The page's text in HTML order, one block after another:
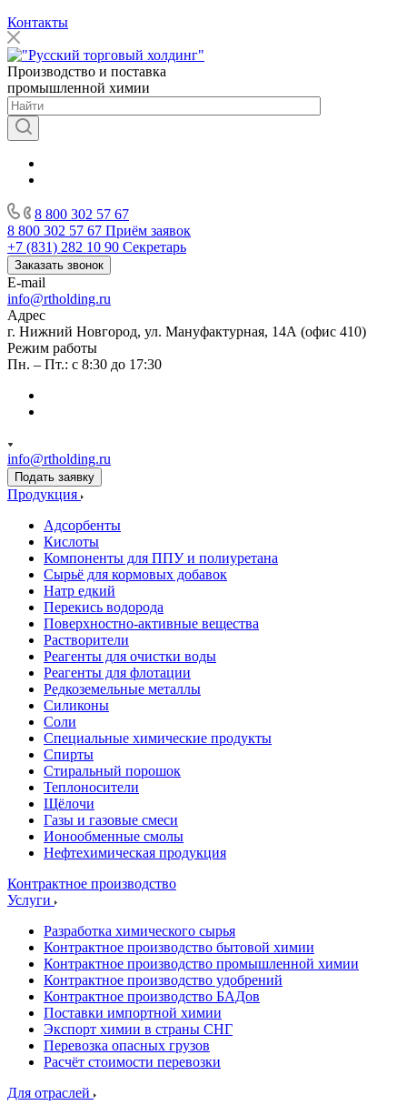
Контакты
Производство и поставка
промышленной химии
8 800 302 57 67
8 800 302 57 67 Приём заявок
+7 (831) 282 10 90 Секретарь
Заказать звонок
E-mail
info@rtholding.ru
Адрес
г. Нижний Новгород, ул. Мануфактурная, 14А (офис 410)
Режим работы
Пн. – Пт.: с 8:30 до 17:30
info@rtholding.ru
Подать заявку
Продукция
Адсорбенты
Кислоты
Компоненты для ППУ и полиуретана
Сырьё для кормовых добавок
Натр едкий
Перекись водорода
Поверхностно-активные вещества
Растворители
Реагенты для очистки воды
Реагенты для флотации
Редкоземельные металлы
Силиконы
Соли
Специальные химические продукты
Спирты
Стиральный порошок
Теплоносители
Щёлочи
Газы и газовые смеси
Ионообменные смолы
Нефтехимическая продукция
Контрактное производство
Услуги
Разработка химического сырья
Контрактное производство бытовой химии
Контрактное производство промышленной химии
Контрактное производство удобрений
Контрактное производство БАДов
Поставки импортной химии
Экспорт химии в страны СНГ
Перевозка опасных грузов
Расчёт стоимости перевозки
Для отраслей